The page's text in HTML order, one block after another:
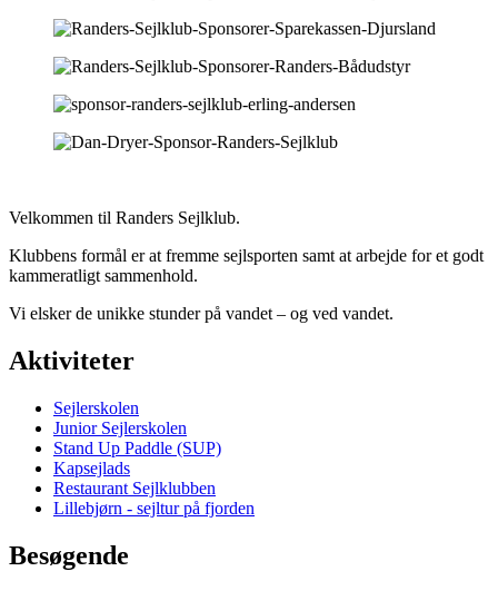
Velkommen til Randers Sejlklub.
Klubbens formål er at fremme sejlsporten samt at arbejde for et godt
kammeratligt sammenhold.
Vi elsker de unikke stunder på vandet – og ved vandet.
Aktiviteter
Sejlerskolen
Junior Sejlerskolen
Stand Up Paddle (SUP)
Kapsejlads
Restaurant Sejlklubben
Lillebjørn - sejltur på fjorden
Besøgende